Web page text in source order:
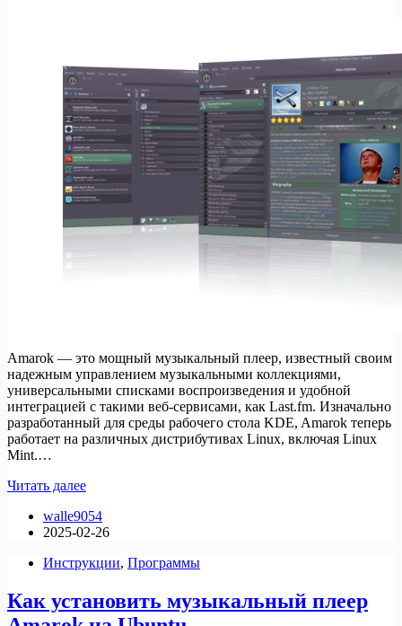
Amarok — это мощный музыкальный плеер, известный своим
надежным управлением музыкальными коллекциями,
универсальными списками воспроизведения и удобной
интеграцией с такими веб-сервисами, как Last.fm. Изначально
разработанный для среды рабочего стола KDE, Amarok теперь
работает на различных дистрибутивах Linux, включая Linux
Mint.…
Читать далееКак
музыкальный
плеер
на
Mint
walle9054
2025-02-26
Инструкции, Программы
Как установить музыкальный плеер